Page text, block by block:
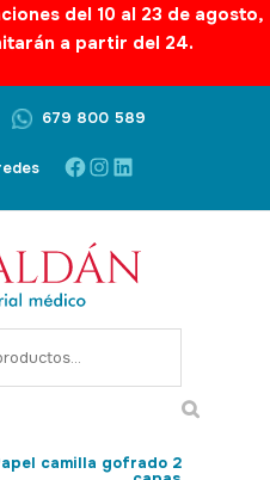
del 10 al 23 de agosto,
a partir del 24.
679 800 589
Facebook
Instagram
LinkedIn
camilla gofrado 2